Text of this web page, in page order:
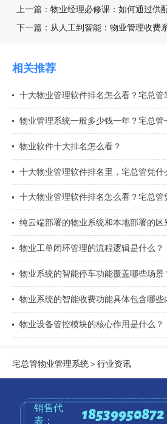
上一篇： 物业经理必修课：如何通过供配电运
下一篇： 从人工到智能：物业管理收费系
相关推荐
物业软件十大排名怎么看？
纯云端部署的物业系统和本地部署的区
物业工单闭环管理的流程逻辑是什么？
物业系统的智能停车功能覆盖哪些场景
物业系统的智能收费功能具体包含哪些
物业设备管控模块的核心作用是什么？
宅总管物业管理系统＞行业资讯
销售代
表：
18539950872